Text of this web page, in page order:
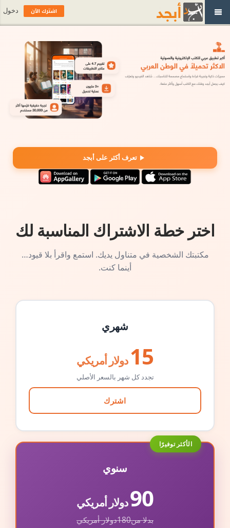
تعرف أكثر على أبجد
اختر خطة الاشتراك المناسبة لك
مكتبتك الشخصية في متناول يديك. استمع واقرأ بلا قيود…
أينما كنت.
شهري
15 دولار أمريكي
تجدد كل شهر بالسعر الأصلي
اشترك
الأكثر توفيرًا
سنوي
90دولار أمريكي
بدلا من180دولار أمريكي
اشترك الآن دخول